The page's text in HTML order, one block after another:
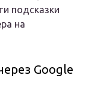
подсказки
на
Google